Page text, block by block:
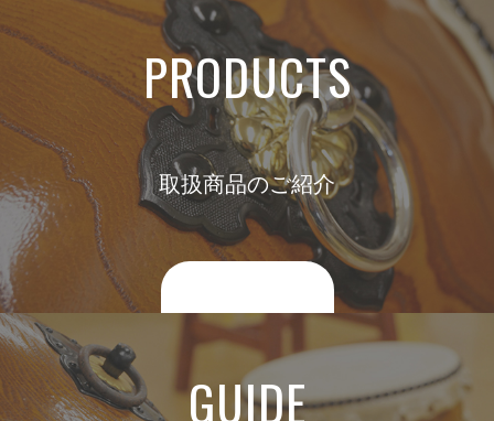
PRODUCTS
取扱商品のご紹介
詳しくはコチラ
GUIDE